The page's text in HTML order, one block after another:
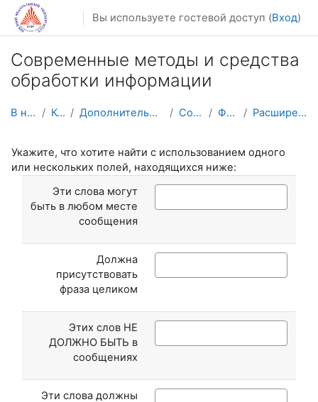
Перейти к основному содержанию
Вы используете гостевой доступ (Вход)
Современные методы и средства
обработки информации
В начало Курсы Дополнительное образование СоврМОИ Форумы Расширенный поиск
Укажите, что хотите найти с использованием одного
или нескольких полей, находящихся ниже:
Эти слова могут
быть в любом месте
сообщения
Должна
присутствовать
фраза целиком
Этих слов НЕ
ДОЛЖНО БЫТЬ в
сообщениях
Эти слова должны